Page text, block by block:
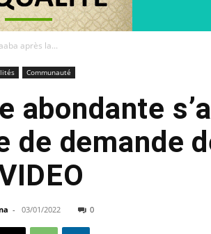
après la...
Communauté
abondante
de demande
- 03/01/2022 0